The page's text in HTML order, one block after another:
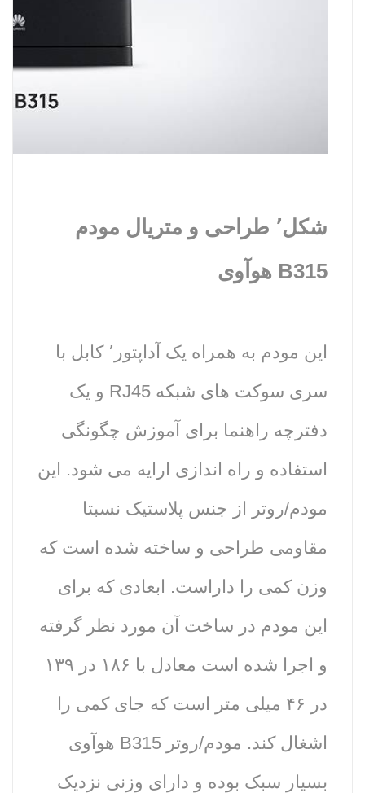
شکل٬ طراحی و متریال مودم
B315 هوآوی
این مودم به همراه یک آداپتور٬ کابل با
سری سوکت های شبکه RJ45 و یک
دفترچه راهنما برای آموزش چگونگی
استفاده و راه اندازی ارایه می شود. این
مودم/روتر از جنس پلاستیک نسبتا
مقاومی طراحی و ساخته شده است که
وزن کمی را داراست. ابعادی که برای
این مودم در ساخت آن مورد نظر گرفته
و اجرا شده است معادل با ۱۸۶ در ۱۳۹
در ۴۶ میلی متر است که جای کمی را
اشغال کند. مودم/روتر B315 هوآوی
بسیار سبک بوده و دارای وزنی نزدیک